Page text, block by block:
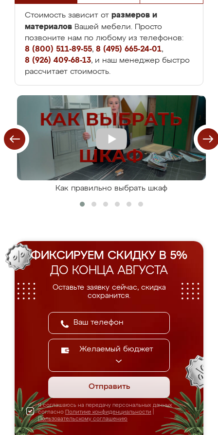
Стоимость зависит от размеров и
материалов Вашей мебели. Просто
позвоните нам по любому из телефонов:
8 (800) 511-89-55, 8 (495) 665-24-01,
8 (926) 409-68-13, и наш менеджер быстро
рассчитает стоимость.
Как правильно выбрать шкаф
ФИКСИРУЕМ СКИДКУ В 5%
ДО КОНЦА АВГУСТА
Оставьте заявку сейчас, скидка
сохранится.
Желаемый бюджет
Отправить
Я соглашаюсь на передачу персональных данных
согласно Политике конфиденциальности
Пользовательскому соглашению